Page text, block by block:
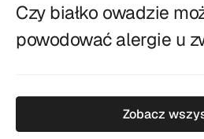
Czy białko owadzie
powodować alergie u
Zobacz